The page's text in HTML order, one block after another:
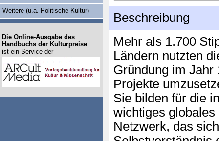
Beschreibung
Mehr als 1.700
Ländern nutzten
Gründung im Jahr
Projekte
Sie bilden für die
wichtiges
Netzwerk, das
Weitere (u.a. Politische Kultur)
Die Online-Ausgabe des
Handbuchs der Kulturpreise
ist ein Service der